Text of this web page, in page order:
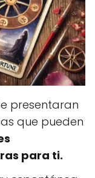
presentaran
que pueden
para ti.